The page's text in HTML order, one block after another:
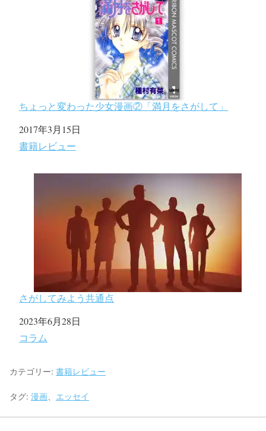
ちょっと変わった少女漫画②「満月をさがして」
日付
2017年3月15日
関連理由
書籍レビュー
さがしてみよう共通点
日付
2023年6月28日
関連理由
コラム
カテゴリー: 書籍レビュー
タグ: 漫画 エッセイ